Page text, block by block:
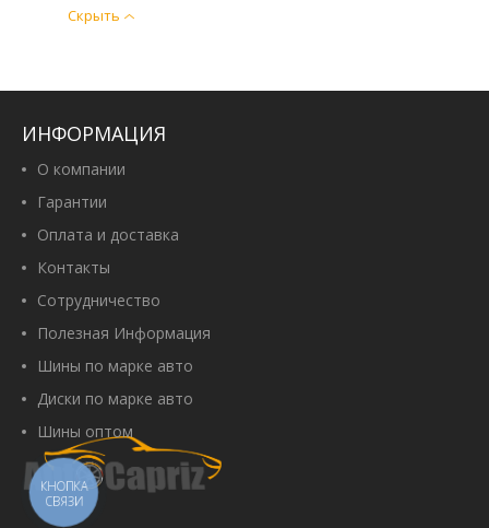
Скрыть
ИНФОРМАЦИЯ
О компании
Гарантии
Оплата и доставка
Контакты
Сотрудничество
Полезная Информация
Шины по марке авто
Диски по марке авто
Шины оптом
КНОПКА
СВЯЗИ